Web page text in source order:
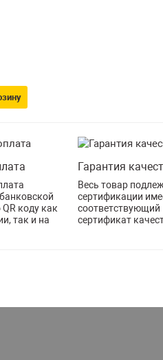
коду как
так и на
Гарантия
Весь товар
сертификации
соответствующий
сертификат